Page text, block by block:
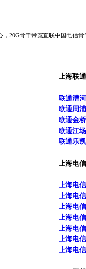
20G骨干带宽直联中国电信
上海联
联通漕
联通周
联通金
联通江
联通乐
上海电
上海电
上海电
上海电
上海电
上海电
上海电
上海电